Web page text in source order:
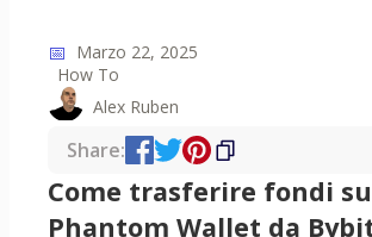
📅 Marzo 22, 2025
How To
Alex Ruben
Share:
Come trasferire fondi su
Phantom Wallet da